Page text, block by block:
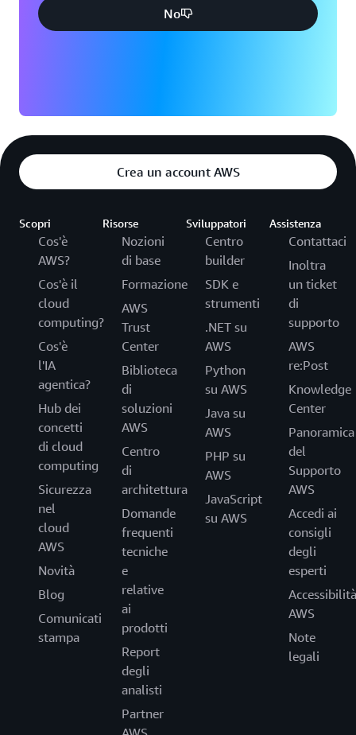
No
Crea un account AWS
Scopri
Cos'è
AWS?
Cos'è il
cloud
computing?
Cos'è
l'IA
agentica?
Hub dei
concetti
di cloud
computing
Sicurezza
nel
cloud
AWS
Novità
Blog
Comunicati
stampa
Risorse
Nozioni
di base
Formazione
AWS
Trust
Center
Biblioteca
di
soluzioni
AWS
Centro
di
architettura
Domande
frequenti
tecniche
e
relative
ai
prodotti
Report
degli
analisti
Partner
Sviluppatori
Centro
builder
SDK e
strumenti
.NET su
AWS
Python
su AWS
Java su
AWS
PHP su
AWS
JavaScript
su AWS
Assistenza
Contattaci
Inoltra
un ticket
di
supporto
AWS
re:Post
Knowledge
Center
Panoramica
del
Supporto
AWS
Accedi ai
consigli
degli
esperti
Accessibilità
AWS
Note
legali